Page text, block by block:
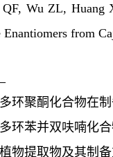
QF, Wu ZL,
Enantiomers from
多环聚酮化合物在
多环苯并双呋喃化
植物提取物及其制